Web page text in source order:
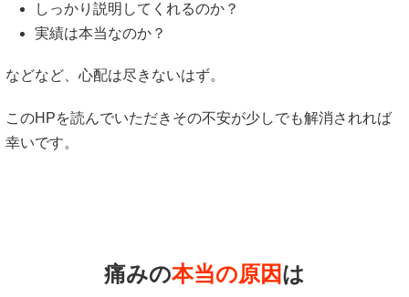
しっかり説明してくれるのか？
実績は本当なのか？
などなど、心配は尽きないはず。
このHPを読んでいただきその不安が少しでも解消されれば
幸いです。
痛みの本当の原因は